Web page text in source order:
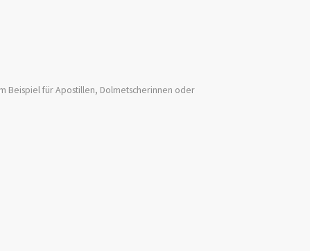
Beispiel für Apostillen, Dolmetscherinnen oder